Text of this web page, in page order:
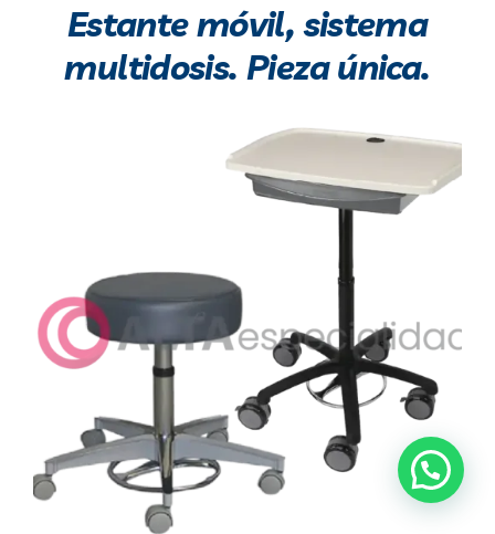
Estante móvil, sistema
multidosis. Pieza única.